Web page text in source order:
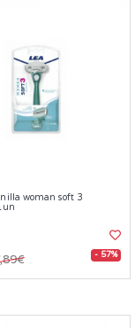
woman soft 3
- 57%